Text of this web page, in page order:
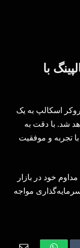
با
اسکالپ به یک
شد. با دقت به
تجربه و موفقیت
خود در بازار
مواجه